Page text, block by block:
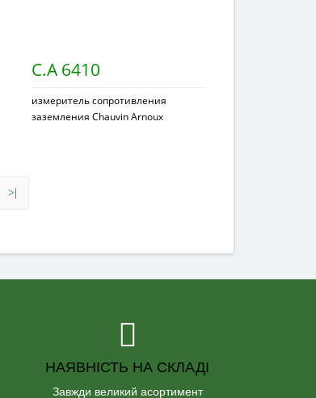
C.A 6410
измеритель сопротивления
заземления Chauvin Arnoux
>|
НАЯВНІСТЬ НА СКЛАДІ
Завжди великий асортимент